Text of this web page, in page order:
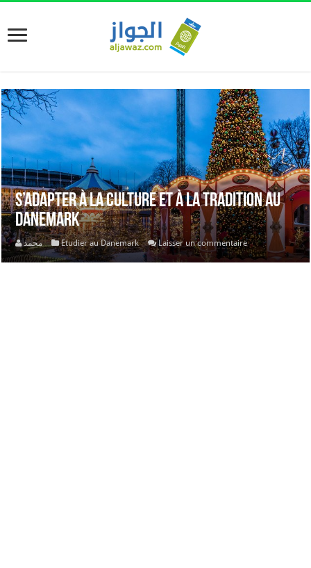
S’adapter à la culture et à la tradition au
Danemark
محمد Etudier au Danemark Laisser un commentaire